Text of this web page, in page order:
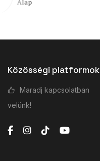
Közösségi platformok
Maradj kapcsolatban
velünk!